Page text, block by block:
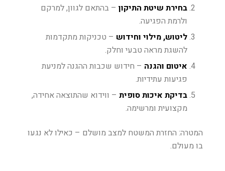
בחירת שיטת התיקון– בהתאם לגוון, למרקם
ולרמת הפגיעה.
ליטוש, מילוי וחידוש – טכניקות מתקדמות
להשגת מראה טבעי וחלק.
איטום והגנה – חידוש שכבות ההגנה למניעת
פגיעות עתידיות.
בדיקת איכות סופית– ווידוא שהתוצאה אחידה,
מקצועית ומרשימה.
המטרה: החזרת המשטח למצב מושלם – כאילו לא נגעו
בו מעולם.